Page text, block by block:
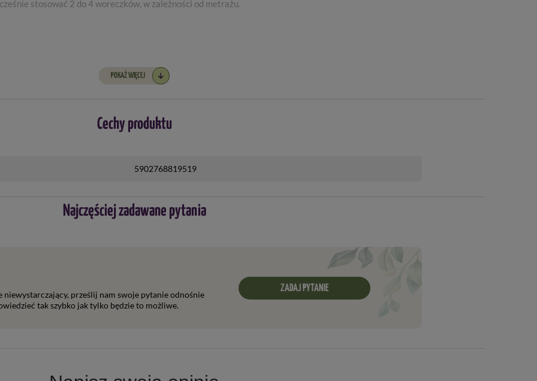
stosować 2 do 4 woreczków, w zależności od metrażu.
POKAŻ WIĘCEJ
Cechy produktu
5902768819519
Najczęściej zadawane pytania
niewystarczający, prześlij nam swoje pytanie odnośnie
tak szybko jak tylko będzie to możliwe.
ZADAJ PYTANIE